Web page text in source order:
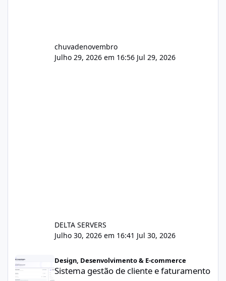
chuvadenovembro
Julho 29, 2026 em 16:56 Jul 29, 2026
DELTA SERVERS
Julho 30, 2026 em 16:41 Jul 30, 2026
Design, Desenvolvimento & E-commerce
Sistema gestão de cliente e faturamento